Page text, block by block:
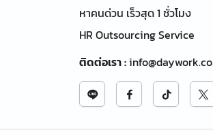
หาคนด่วน เร็วสุด 1 ชั่วโมง
HR Outsourcing Service
ติดต่อเรา:info@daywork.co